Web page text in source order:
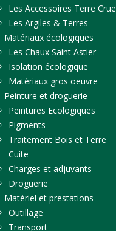
Les Accessoires Terre Crue
Les Argiles & Terres
Matériaux écologiques
Les Chaux Saint Astier
Isolation écologique
Matériaux gros oeuvre
Peinture et droguerie
Peintures Ecologiques
Pigments
Traitement Bois et Terre
Cuite
Charges et adjuvants
Droguerie
Matériel et prestations
Outillage
Transport